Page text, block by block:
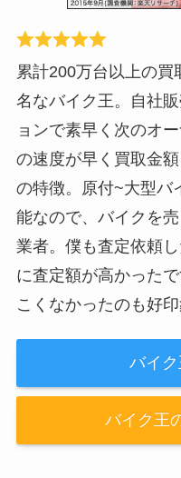
累計200万台以上の
名なバイク王。自社
ョンで素早く次のオ
の速度が早く買取金
の特徴。原付~大型バ
能なので、バイクを
業者。僕も査定依頼
に査定額が高かった
こくなかったのも好印
バイク
バイク王